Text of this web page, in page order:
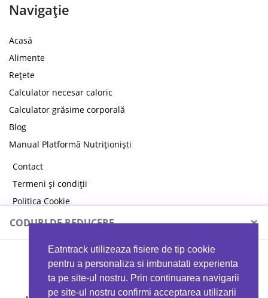
Eatntrack utilizeaza fisiere de tip cookie
pentru a personaliza si imbunatati experienta
ta pe site-ul nostru. Prin continuarea navigarii
pe site-ul nostru confirmi acceptarea utilizarii
Navigație
Acasă
Alimente
Rețete
Calculator necesar caloric
Calculator grăsime corporală
Blog
Manual Platformă Nutriționiști
Contact
Termeni și condiții
Politica Cookie
Politica de confidențialitate
CODURI DE REDUCERE ×
MYPROTEIN